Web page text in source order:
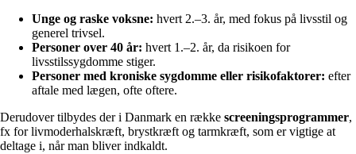
Unge og raske voksne: hvert 2.–3. år, med fokus på livsstil og
generel trivsel.
Personer over 40 år: hvert 1.–2. år, da risikoen for
livsstilssygdomme stiger.
Personer med kroniske sygdomme eller risikofaktorer: efter
aftale med lægen, ofte oftere.
Derudover tilbydes der i Danmark en række screeningsprogrammer,
fx for livmoderhalskræft, brystkræft og tarmkræft, som er vigtige at
deltage i, når man bliver indkaldt.